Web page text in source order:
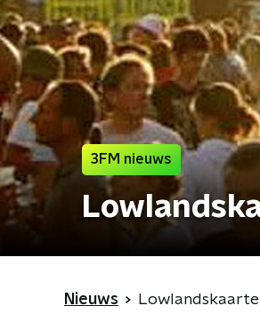
3FM nieuws
Nieuws